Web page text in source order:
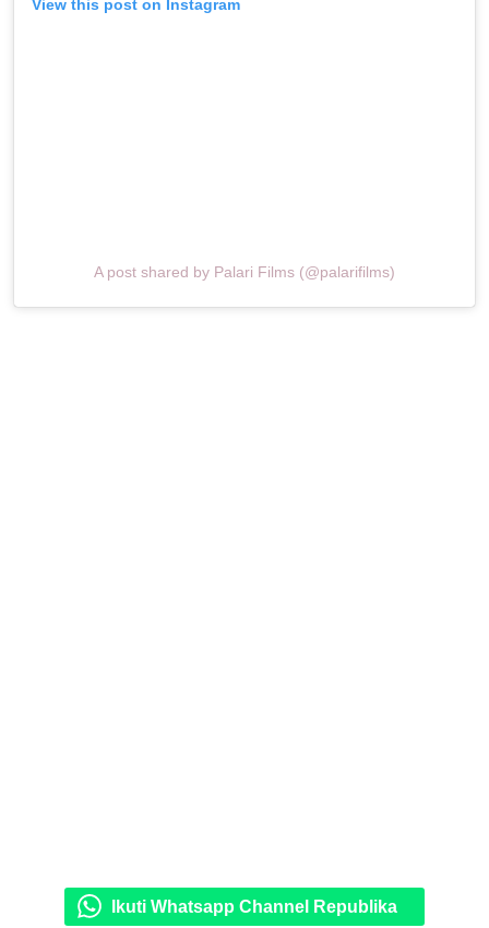
View this post on Instagram
A post shared by Palari Films (@palarifilms)
Ikuti Whatsapp Channel Republika